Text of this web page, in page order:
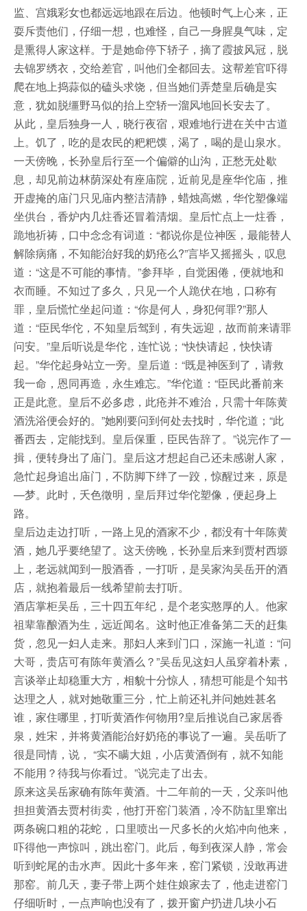
监、宫娥彩女也都远远地跟在后边。他顿时气上心来，正
耍斥责他们，仔细一想，也难怪，自己一身腥臭气味，定
是熏得人家这样。于是她命停下轿子，摘了霞披风冠，脱
去锦罗绣衣，交给差官，叫他们全都回去。这帮差官吓得
爬在地上捣蒜似的磕头求饶，但当她们弄楚皇后确是实
意，犹如脱缰野马似的抬上空轿一溜风地回长安去了。
从此，皇后独身一人，晓行夜宿，艰难地行进在关中古道
上。饥了，吃的是农民的粑粑馍，渴了，喝的是山泉水。
一天傍晚，长孙皇后行至一个偏僻的山沟，正愁无处歇
息，却见前边林荫深处有座庙院，近前见是座华佗庙，推
开虚掩的庙门只见庙内整洁清静，蜡烛高燃，华佗塑像端
坐供台，香炉内几炷香还冒着清烟。皇后忙点上一炷香，
跪地祈祷，口中念念有词道：“都说你是位神医，最能替人
解除病痛，不知能治好我的奶疮么?”言毕又摇摇头，叹息
道：“这是不可能的事情。”参拜毕，自觉困倦，便就地和
衣而睡。不知过了多久，只见一个人跪伏在地，口称有
罪，皇后慌忙坐起问道：“你是何人，身犯何罪?”那人
道：“臣民华佗，不知皇后驾到，有失远迎，故而前来请罪
问安。”皇后听说是华佗，连忙说；“快快请起，快快请
起。”华佗起身站立一旁。皇后道：“既是神医到了，请救
我一命，恩同再造，永生难忘。”华佗道：“臣民此番前来
正是此意。皇后不必多虑，此疮并不难治，只需十年陈黄
酒洗浴便会好的。”她刚要问到何处去找时，华佗道；“此
番西去，定能找到。皇后保重，臣民告辞了。”说完作了一
揖，便转身出了庙门。皇后这才想起自己还未感谢人家，
急忙起身追出庙门，不防脚下绊了一跤，惊醒过来，原是
—梦。此时，夭色徵明，皇后拜过华佗塑像，便起身上
路。
皇后边走边打听，一路上见的酒家不少，都没有十年陈黄
酒，她几乎要绝望了。这天傍晚，长孙皇后来到贾村西塬
上，老远就闻到一股酒香，一打听，是吴家沟吴岳开的酒
店，就抱着最后一线希望前去打听。
酒店掌柜吴岳，三十四五年纪，是个老实憨厚的人。他家
祖辈靠酿酒为生，远近闻名。这时他正准备第二天的赶集
货，忽见一妇人走来。那妇人来到门口，深施一礼道：“问
大哥，贵店可有陈年黄酒么？”吴岳见这妇人虽穿着朴素，
言谈举止却稳重大方，相貌十分惊人，猜想可能是个知书
达理之人，就对她敬重三分，忙上前还礼并问她姓甚名
谁，家住哪里，打听黄酒作何物用?皇后推说自己家居香
泉，姓宋，并将黄酒能治好奶疮的事说了一遍。吴岳听了
很是同情，说， “实不瞒大姐，小店黄酒倒有，就不知能
不能用？待我与你看过。”说完走了出去。
原来这吴岳家确有陈年黄酒。十二年前的一天，父亲叫他
担担黄酒去贾村街卖，他打开窑门装酒，冷不防缸里窜出
两条碗口粗的花蛇， 口里喷出一尺多长的火焰冲向他来，
吓得他一声惊叫，跳出窑门。此后，每到夜深人静，常会
听到蛇尾的击水声。因此十多年来，窑门紧锁，没敢再进
那窑。前几天，妻子带上两个娃住娘家去了，他走进窑门
仔细听时，一点声响也没有了，拨开窗户扔进几块小石